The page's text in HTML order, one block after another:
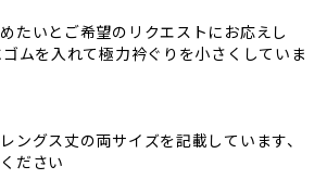
たいとご希望のリクエストにお応えし
ムを入れて極力衿ぐりを小さくしていま
ングス丈の両サイズを記載しています、
ださい